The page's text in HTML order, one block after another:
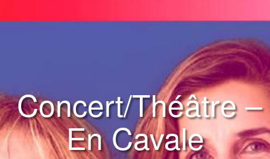
​ Concert/Théâtre –
En Cavale